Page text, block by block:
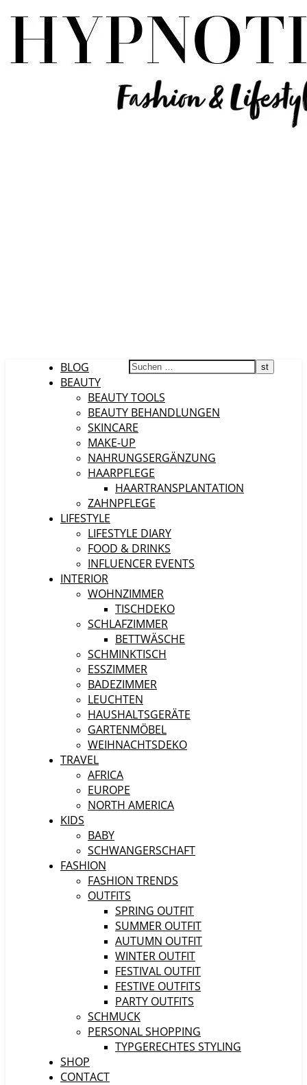
BLOG
BEAUTY
BEAUTY TOOLS
BEAUTY BEHANDLUNGEN
SKINCARE
MAKE-UP
NAHRUNGSERGÄNZUNG
HAARPFLEGE
HAARTRANSPLANTATION
ZAHNPFLEGE
LIFESTYLE
LIFESTYLE DIARY
FOOD & DRINKS
INFLUENCER EVENTS
INTERIOR
WOHNZIMMER
TISCHDEKO
SCHLAFZIMMER
BETTWÄSCHE
SCHMINKTISCH
ESSZIMMER
BADEZIMMER
LEUCHTEN
HAUSHALTSGERÄTE
GARTENMÖBEL
WEIHNACHTSDEKO
TRAVEL
AFRICA
EUROPE
NORTH AMERICA
KIDS
BABY
SCHWANGERSCHAFT
FASHION
FASHION TRENDS
OUTFITS
SPRING OUTFIT
SUMMER OUTFIT
AUTUMN OUTFIT
WINTER OUTFIT
FESTIVAL OUTFIT
FESTIVE OUTFITS
PARTY OUTFITS
SCHMUCK
PERSONAL SHOPPING
TYPGERECHTES STYLING
SHOP
CONTACT